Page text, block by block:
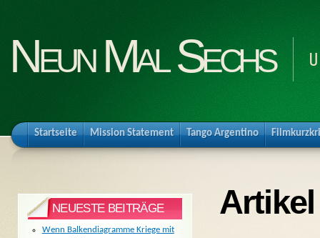
Neun Mal Sechs
Startseite Mission Statement Tango Argentino
NEUESTE BEITRÄGE
Wenn Balkendiagramme Kriege mit